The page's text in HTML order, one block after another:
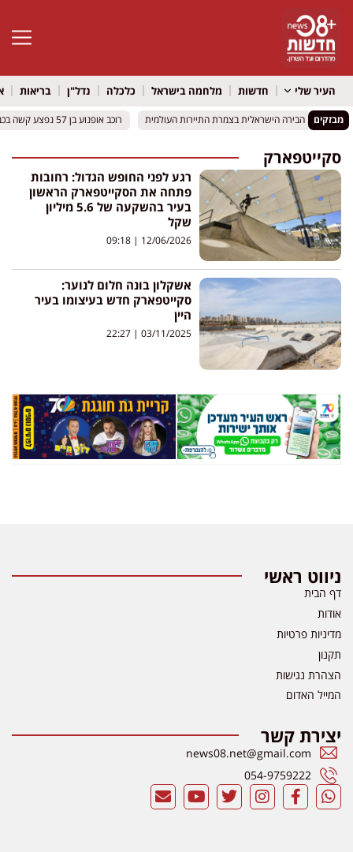
פתח
העיר שלי חדשות מלחמה בישראל כלכלה נדל"ן בריאות
מבזקים
וירושלים: הבירה הישראלית בצמרת התיירות העולמית
וירושלים: הבירה הישראלית בצמרת התיירות העולמית רוכב אופנוע בן 57 נפצע קשה בכביש 412 סמוך לאור יהודה
רוכב אופנוע בן 57 נפצע קשה בכביש 412 סמוך לאור יהודה
סקייטפארק
רגע לפני החופש הגדול: רחובות
פתחה את הסקייטפארק הראשון
בעיר בהשקעה של 5.6 מיליון
שקל
12/06/2026
אשקלון בונה חלום לנוער:
סקייטפארק חדש בעיצומו בעיר
היין
03/11/2025
ניווט ראשי
דף הבית
אודות
מדיניות פרטיות
תקנון
הצהרת נגישות
המייל האדום
יצירת קשר
news08.net@gmail.com
054-9759222